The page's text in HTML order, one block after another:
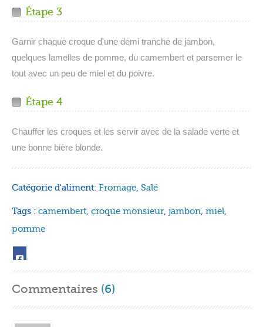
Étape 3
Garnir chaque croque d'une demi tranche de jambon,
quelques lamelles de pomme, du camembert et parsemer le
tout avec un peu de miel et du poivre.
Étape 4
Chauffer les croques et les servir avec de la salade verte et
une bonne bière blonde.
Catégorie d'aliment: Fromage, Salé
Tags : camembert, croque monsieur, jambon, miel,
pomme
Commentaires (6)